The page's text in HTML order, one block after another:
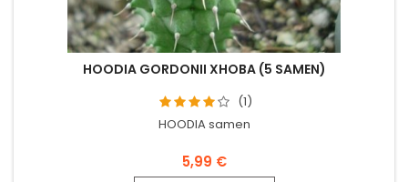
HOODIA GORDONII XHOBA (5 SAMEN)
(1)
HOODIA samen
5,99 €